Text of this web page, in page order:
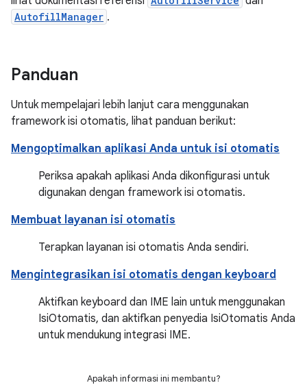
AutofillManager .
Panduan
Untuk mempelajari lebih lanjut cara menggunakan
framework isi otomatis, lihat panduan berikut:
Mengoptimalkan aplikasi Anda untuk isi otomatis
Periksa apakah aplikasi Anda dikonfigurasi untuk
digunakan dengan framework isi otomatis.
Membuat layanan isi otomatis
Terapkan layanan isi otomatis Anda sendiri.
Mengintegrasikan isi otomatis dengan keyboard
Aktifkan keyboard dan IME lain untuk menggunakan
IsiOtomatis, dan aktifkan penyedia IsiOtomatis Anda
untuk mendukung integrasi IME.
Apakah informasi ini membantu?